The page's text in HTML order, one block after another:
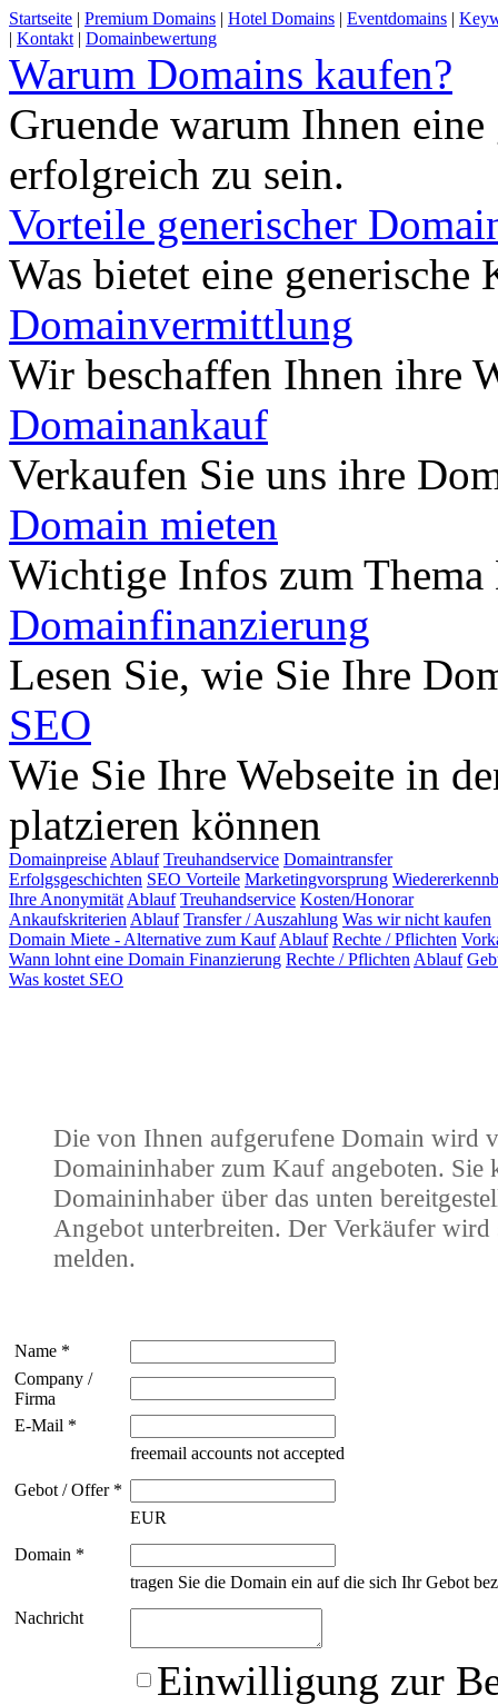
Startseite | Premium Domains | Hotel Domains | Eventdomains |
| Kontakt | Domainbewertung
Warum Domains kaufen?
Gruende warum Ihnen
erfolgreich zu sein.
Vorteile generischer
Was bietet eine
Domainvermittlung
Wir beschaffen Ihnen ihre
Domainankauf
Verkaufen Sie uns ihre
Domain mieten
Wichtige Infos zum
Domainfinanzierung
Lesen Sie, wie Sie Ihre
SEO
Wie Sie Ihre Webseite in
platzieren können
Domainpreise Ablauf Treuhandservice Domaintransfer
Erfolgsgeschichten SEO Vorteile Marketingvorsprung
Ihre Anonymität Ablauf Treuhandservice Kosten/Honorar
Ankaufskriterien Ablauf Transfer / Auszahlung Was wir nicht kaufen
Domain Miete - Alternative zum Kauf Ablauf Rechte / Pflichten
Wann lohnt eine Domain Finanzierung Rechte / Pflichten Ablauf
Was kostet SEO
Die von Ihnen aufgerufene Domain wird
Domaininhaber zum Kauf angeboten. Sie
Domaininhaber über das unten
Angebot unterbreiten. Der Verkäufer wird
melden.
Name *
Company /
Firma
E-Mail *
freemail accounts not accepted
Gebot / Offer *
EUR
Domain *
tragen Sie die Domain ein auf die sich Ihr Gebot
Nachricht
Einwilligung zur